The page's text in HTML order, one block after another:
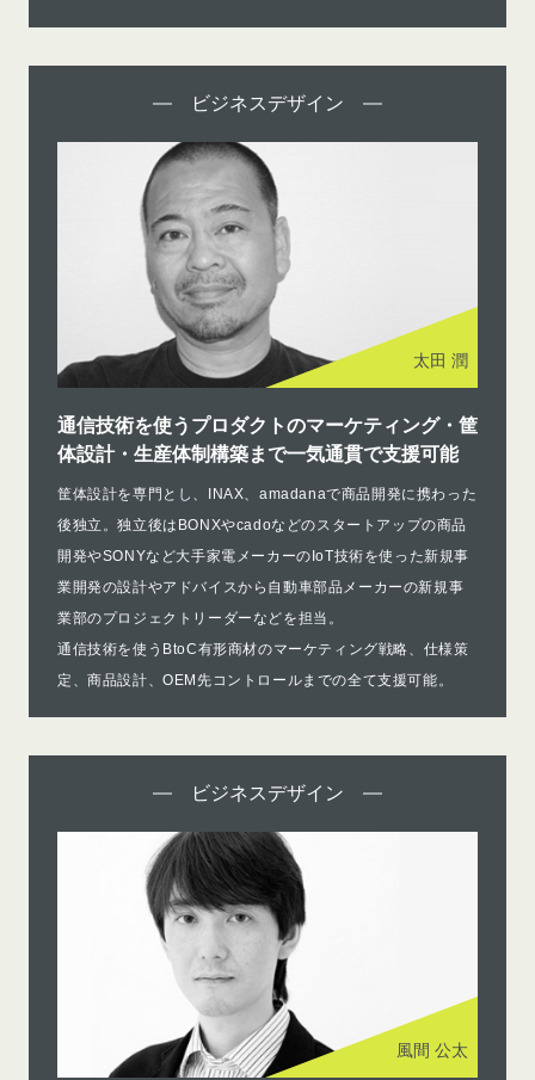
ビジネスデザイン
太田 潤
通信技術を使うプロダクトのマーケティング・筐
体設計・生産体制構築まで一気通貫で支援可能
筐体設計を専門とし、INAX、amadanaで商品開発に携わった
後独立。独立後はBONXやcadoなどのスタートアップの商品
開発やSONYなど大手家電メーカーのIoT技術を使った新規事
業開発の設計やアドバイスから自動車部品メーカーの新規事
業部のプロジェクトリーダーなどを担当。
通信技術を使うBtoC有形商材のマーケティング戦略、仕様策
定、商品設計、OEM先コントロールまでの全て支援可能。
ビジネスデザイン
風間 公太